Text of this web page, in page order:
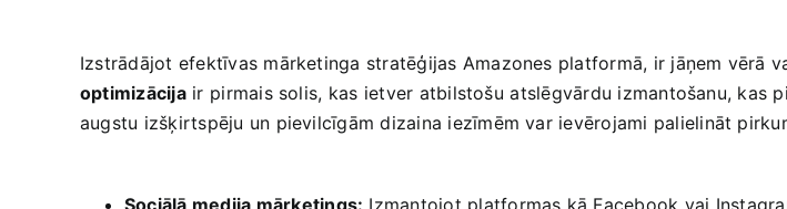
Izstrādājot efektīvas mārketinga stratēģijas ​Amazones platformā,​ ir jāņem vērā
optimizācijair ⁢pirmais solis,⁢ kas ietver‍ atbilstošu⁣ atslēgvārdu izmantošanu, kas
augstu izšķirtspēju ‍un pievilcīgām dizaina iezīmēm var​ ievērojami palielināt
Sociālā medija‍ mārketings: Izmantojot platformas kā Facebook vai‌